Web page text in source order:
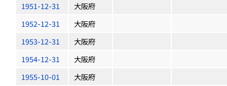
1951-12-31
大阪府
1952-12-31
大阪府
1953-12-31
大阪府
1954-12-31
大阪府
1955-10-01
大阪府